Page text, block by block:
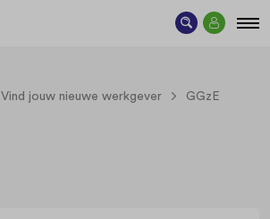
Vind jouw nieuwe werkgever GGzE